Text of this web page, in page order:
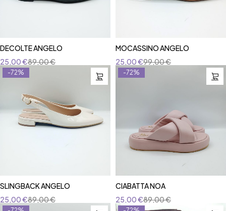
DECOLTE ANGELO
89,00€
25,00€
MOCASSINO ANGELO
99,00€
25,00€
-72%
SLINGBACK ANGELO
89,00€
25,00€
-72%
CIABATTA NOA
89,00€
25,00€